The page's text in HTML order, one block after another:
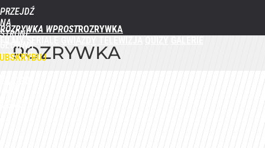
PRZEJDŹ
NA
STRONĘ
GŁÓWNĄ
WPROST.PL
ROZRYWKA WPROST
ROZRYWKA